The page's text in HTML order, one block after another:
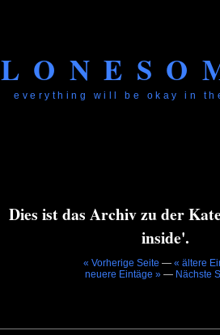
everything will be okay in
Dies ist das Archiv zu der
inside'.
« Vorherige Seite — « ältere
neuere Eintäge » — Nächste